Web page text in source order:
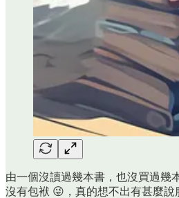
由一個沒讀過幾本書，也沒買過幾
沒有包袱 😜，真的想不出有甚麼